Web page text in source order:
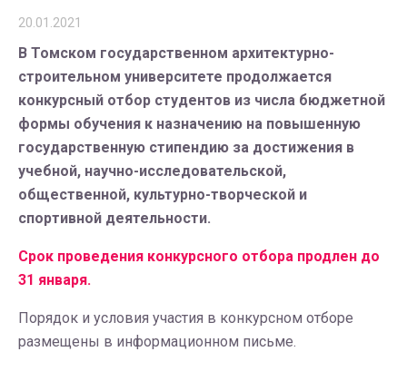
20.01.2021
В Томском государственном архитектурно-
строительном университете продолжается
конкурсный отбор студентов из числа бюджетной
формы обучения к назначению на повышенную
государственную стипендию за достижения в
учебной, научно-исследовательской,
общественной, культурно-творческой и
спортивной деятельности.
Срок проведения конкурсного отбора продлен до
31 января.
Порядок и условия участия в конкурсном отборе
размещены в информационном письме.